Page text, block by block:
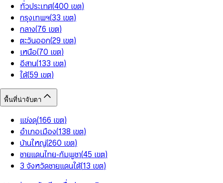
ทั่วประเทศ(400 เขต)
กรุงเทพฯ(33 เขต)
กลาง(76 เขต)
ตะวันออก(29 เขต)
เหนือ(70 เขต)
อีสาน(133 เขต)
ใต้(59 เขต)
พื้นที่น่าจับตา
แข่งดุ(166 เขต)
อำเภอเมือง(138 เขต)
บ้านใหญ่(260 เขต)
ชายแดนไทย-กัมพูชา(45 เขต)
3 จังหวัดชายแดนใต้(13 เขต)